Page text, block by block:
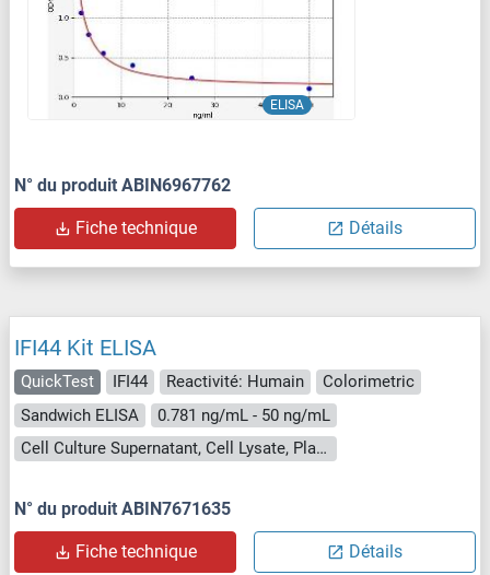
ELISA
N° du produit ABIN6967762
Fiche technique Détails
IFI44 Kit ELISA
QuickTest IFI44 Reactivité: Humain
Colorimetric
Sandwich ELISA
0.781 ng/mL - 50 ng/mL
Cell Culture Supernatant, Cell Lysate, Plasma, Serum, Tissue Lysate
N° du produit ABIN7671635
Fiche technique Détails